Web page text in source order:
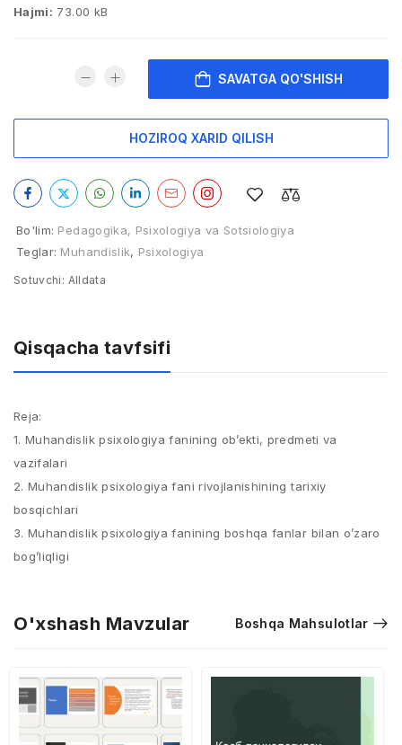
Hajmi: 73.00 kB
SAVATGA QO'SHISH
HOZIROQ XARID QILISH
Bo'lim: Pedagogika, Psixologiya va Sotsiologiya
Teglar: Muhandislik, Psixologiya
Sotuvchi: Alldata
Qisqacha tavfsifi
Reja:
1. Muhandislik psixologiya fanining ob’ekti, predmeti va
vazifalari
2. Muhandislik psixologiya fani rivojlanishining tarixiy
bosqichlari
3. Muhandislik psixologiya fanining boshqa fanlar bilan o’zaro
bog’liqligi
O'xshash Mavzular Boshqa Mahsulotlar